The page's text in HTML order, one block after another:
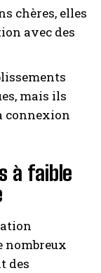
chères, elles
avec des
mais ils
connexion
à faible
nombreux
des